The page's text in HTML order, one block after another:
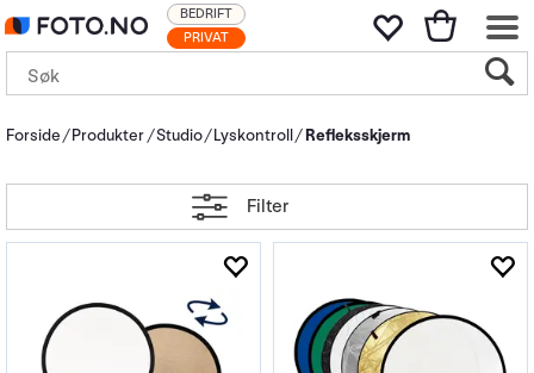
PRIVAT
BEDRIFT
Forside Produkter Studio Lyskontroll Refleksskjerm
Filter